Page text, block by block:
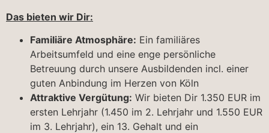
Das bieten wir Dir:
Familiäre Atmosphäre: Ein familiäres
Arbeitsumfeld und eine enge persönliche
Betreuung durch unsere Ausbildenden incl. einer
guten Anbindung im Herzen von Köln
Attraktive Vergütung: Wir bieten Dir 1.350 EUR im
ersten Lehrjahr (1.450 im 2. Lehrjahr und 1.550 EUR
im 3. Lehrjahr), ein 13. Gehalt und ein